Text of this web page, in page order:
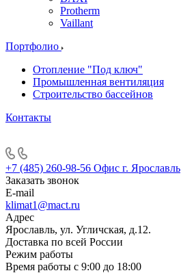
Protherm
Vaillant
Портфолио
Отопление "Под ключ"
Промышленная вентиляция
Строительство бассейнов
Контакты
+7 (485) 260-98-56 Офис г. Ярославль
Заказать звонок
E-mail
klimat1@mact.ru
Адрес
Ярославль, ул. Угличская, д.12.
Доставка по всей России
Режим работы
Время работы с 9:00 до 18:00